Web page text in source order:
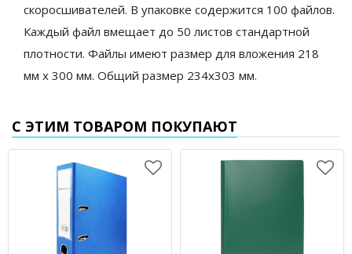
скоросшивателей. В упаковке содержится 100 файлов.
Каждый файл вмещает до 50 листов стандартной
плотности. Файлы имеют размер для вложения 218
мм х 300 мм. Общий размер 234х303 мм.
С ЭТИМ ТОВАРОМ ПОКУПАЮТ